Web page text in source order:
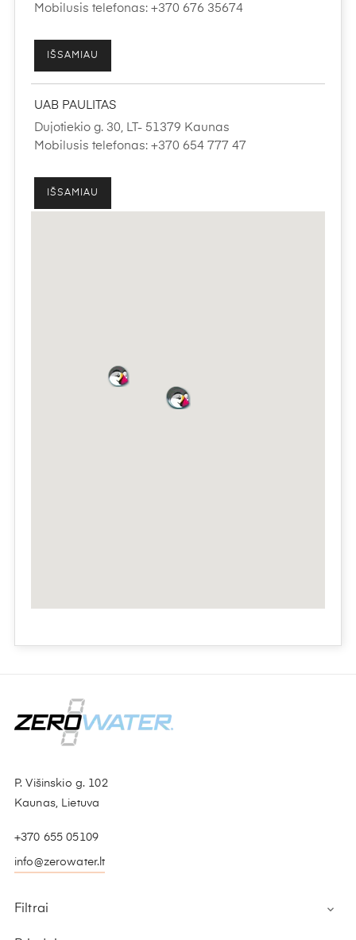
Mobilusis telefonas: +370 676 35674
IŠSAMIAU
UAB PAULITAS
Dujotiekio g. 30, LT- 51379 Kaunas
Mobilusis telefonas: +370 654 777 47
IŠSAMIAU
Zanavykų g. 25F, LT- 44141 Kaunas
P. Višinskio g. 102
Kaunas, Lietuva
+370 655 05109
info@zerowater.lt
Filtrai 